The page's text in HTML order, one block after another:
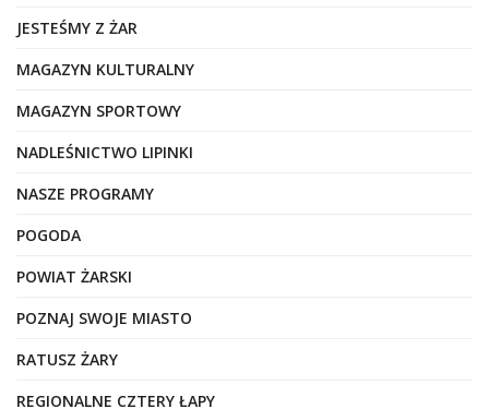
JESTEŚMY Z ŻAR
MAGAZYN KULTURALNY
MAGAZYN SPORTOWY
NADLEŚNICTWO LIPINKI
NASZE PROGRAMY
POGODA
POWIAT ŻARSKI
POZNAJ SWOJE MIASTO
RATUSZ ŻARY
REGIONALNE CZTERY ŁAPY